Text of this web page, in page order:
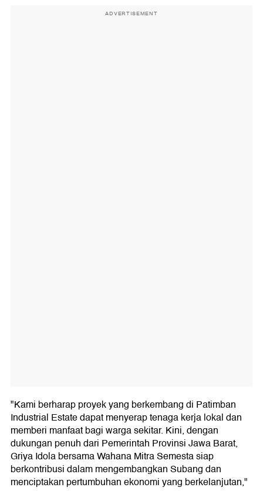
ADVERTISEMENT
"Kami berharap proyek yang berkembang di Patimban
Industrial Estate dapat menyerap tenaga kerja lokal dan
memberi manfaat bagi warga sekitar. Kini, dengan
dukungan penuh dari Pemerintah Provinsi Jawa Barat,
Griya Idola bersama Wahana Mitra Semesta siap
berkontribusi dalam mengembangkan Subang dan
menciptakan pertumbuhan ekonomi yang berkelanjutan,"